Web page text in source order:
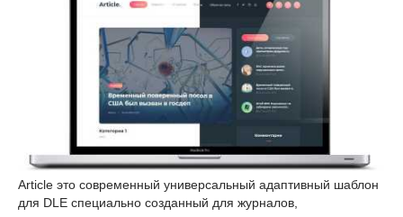
Article это современный универсальный адаптивный шаблон
для DLE специально созданный для журналов,